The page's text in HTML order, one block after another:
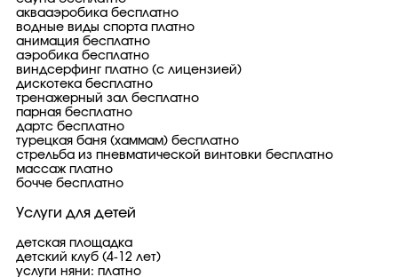
аквааэробика бесплатно
водные виды спорта платно
анимация бесплатно
аэробика бесплатно
виндсерфинг платно (с лицензией)
дискотека бесплатно
тренажерный зал бесплатно
парная бесплатно
дартс бесплатно
турецкая баня (хаммам) бесплатно
стрельба из пневматической винтовки бесплатно
массаж платно
бочче бесплатно
Услуги для детей
детская площадка
детский клуб (4-12 лет)
услуги няни: платно